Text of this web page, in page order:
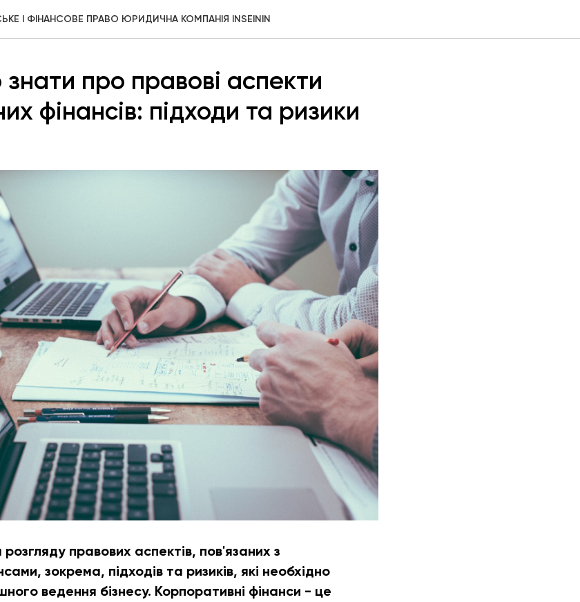
І ФІНАНСОВЕ ПРАВО ЮРИДИЧНА КОМПАНІЯ INSEININ
про правові аспекти
фінансів: підходи та ризики
правових аспектів, пов'язаних з
зокрема, підходів та ризиків, які необхідно
ведення бізнесу. Корпоративні фінанси - це